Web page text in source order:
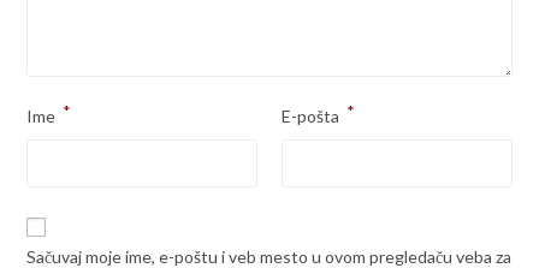
Ime * E-pošta *
Sačuvaj moje ime, e-poštu i veb mesto u ovom pregledaču veba za